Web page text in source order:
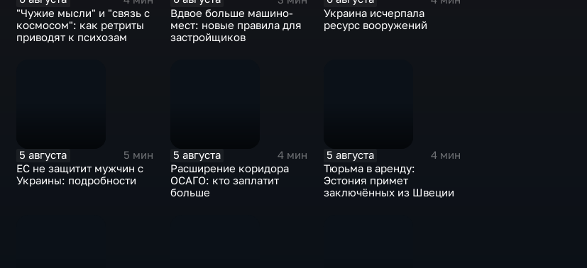
"Чужие мысли" и "связь с
космосом": как ретриты
приводят к психозам
Вдвое больше машино-
мест: новые правила для
застройщиков
Украина исчерпала
ресурс вооружений
5 августа
5 мин
ЕС не защитит мужчин с
Украины: подробности
5 августа
4 мин
Расширение коридора
ОСАГО: кто заплатит
больше
5 августа
4 мин
Тюрьма в аренду:
Эстония примет
заключённых из Швеции